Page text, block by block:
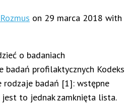
on 29 marca 2018 with
o badaniach
badań profilaktycznych Kodeks
rodzaje badań [1]: wstępne
to jednak zamknięta lista.